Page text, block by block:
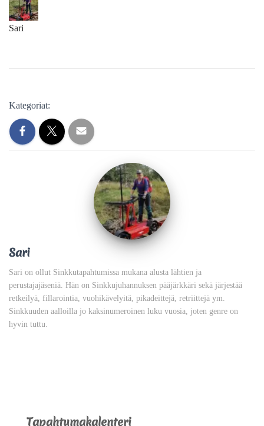
Sari
Kategoriat:
Sari
Sari on ollut Sinkkutapahtumissa mukana alusta lähtien ja
perustajajäseniä. Hän on Sinkkujuhannuksen pääjärkkäri sekä järjestää
retkeilyä, fillarointia, vuohikävelyitä, pikadeittejä, retriittejä ym.
Sinkkuuden aalloilla jo kaksinumeroinen luku vuosia, joten genre on
hyvin tuttu.
Tapahtumakalenteri